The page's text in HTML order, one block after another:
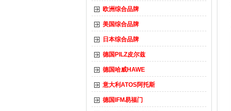
欧洲综合品牌
美国综合品牌
日本综合品牌
德国PILZ皮尔兹
德国哈威HAWE
意大利ATOS阿托斯
德国IFM易福门